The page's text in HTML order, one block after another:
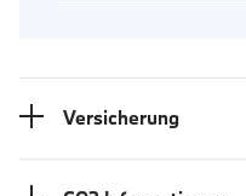
Versicherung